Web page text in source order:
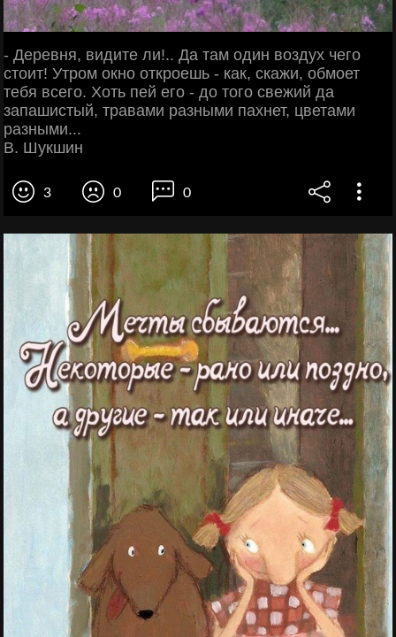
- Деревня, видите ли!.. Да там один воздух чего
стоит! Утром окно откроешь - как, скажи, обмоет
тебя всего. Хоть пей его - до того свежий да
запашистый, травами разными пахнет, цветами
разными...
В. Шукшин
3 0 0